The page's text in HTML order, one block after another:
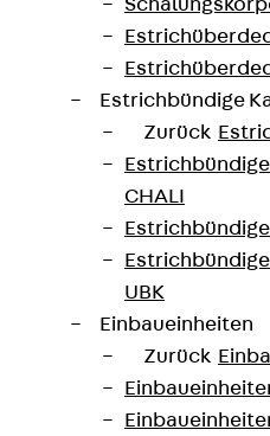
Estrichbündige
Zurück
CHALI
UBK
Einbaueinheiten
Zurück